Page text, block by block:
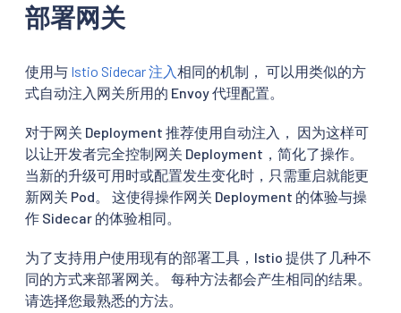
部署网关
使用与 Istio Sidecar 注入 相同的机制， 可以用类似的方
式自动注入网关所用的 Envoy 代理配置。
对于网关 Deployment 推荐使用自动注入， 因为这样可
以让开发者完全控制网关 Deployment，简化了操作。
当新的升级可用时或配置发生变化时，只需重启就能更
新网关 Pod。 这使得操作网关 Deployment 的体验与操
作 Sidecar 的体验相同。
为了支持用户使用现有的部署工具，Istio 提供了几种不
同的方式来部署网关。 每种方法都会产生相同的结果。
请选择您最熟悉的方法。